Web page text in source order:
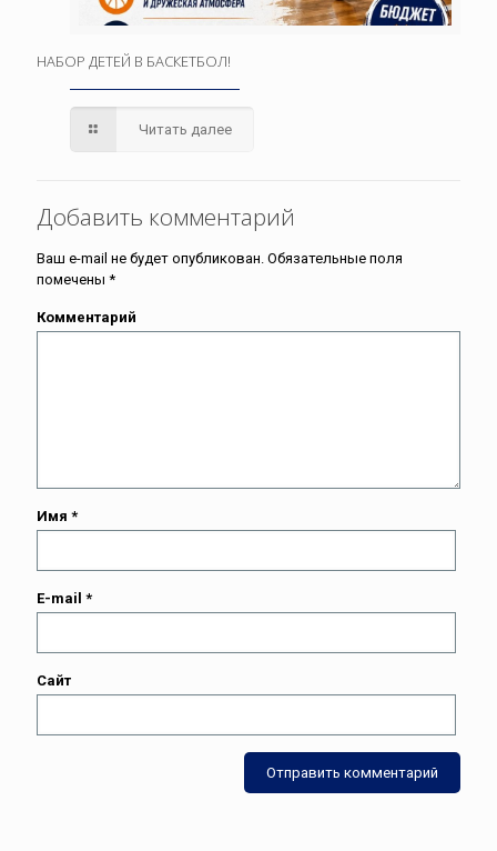
НАБОР ДЕТЕЙ В БАСКЕТБОЛ!
Читать далее
Добавить комментарий
Ваш e-mail не будет опубликован. Обязательные поля
помечены *
Комментарий
Имя *
E-mail *
Сайт